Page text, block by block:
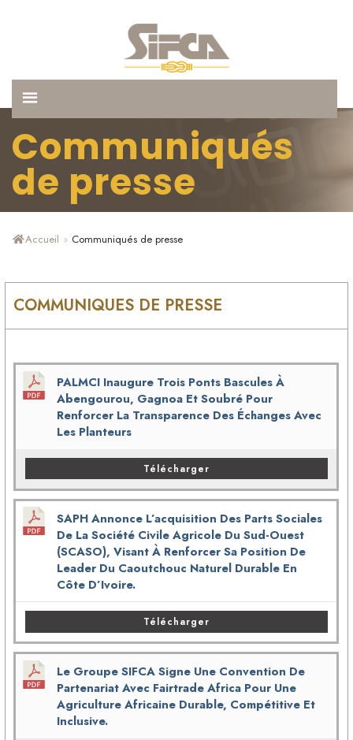
Communiqués
de presse
Accueil » Communiqués de presse
COMMUNIQUES DE PRESSE
PALMCI Inaugure Trois Ponts Bascules À
Abengourou, Gagnoa Et Soubré Pour
Renforcer La Transparence Des Échanges Avec
Les Planteurs
Télécharger
SAPH Annonce L’acquisition Des Parts Sociales
De La Société Civile Agricole Du Sud-Ouest
(SCASO), Visant À Renforcer Sa Position De
Leader Du Caoutchouc Naturel Durable En
Côte D’Ivoire.
Télécharger
Le Groupe SIFCA Signe Une Convention De
Partenariat Avec Fairtrade Africa Pour Une
Agriculture Africaine Durable, Compétitive Et
Inclusive.